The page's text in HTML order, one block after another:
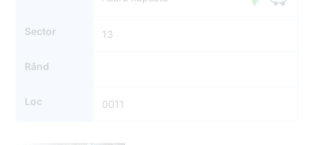
Sector 13
Rând
Loc 0011